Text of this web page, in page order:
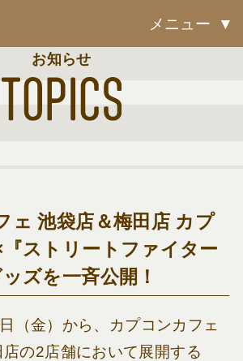
メニュー
お知らせ
ェ 池袋店＆梅田店 カプ
ストリートファイター
ッズを一斉公開！
（金）から、
カプコンカフェ
の2店舗において展開する